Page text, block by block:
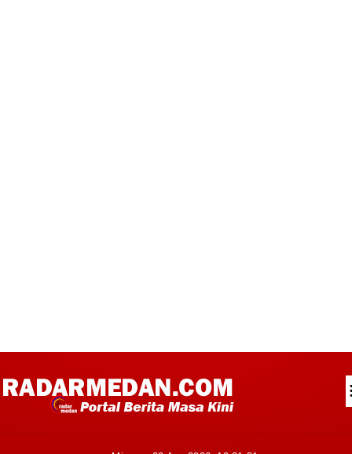
Kabupaten Karo